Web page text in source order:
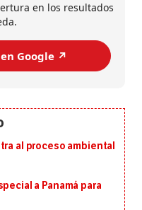
en los resultados
Google ↗️
al proceso ambiental
a Panamá para